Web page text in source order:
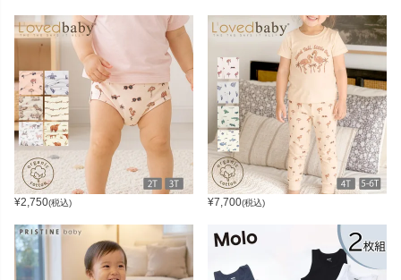
¥2,750(税込) ¥7,700(税込)